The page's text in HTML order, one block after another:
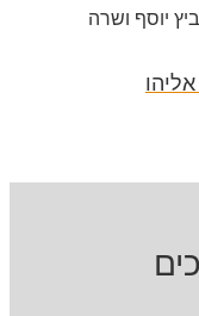
יוסף ושרה